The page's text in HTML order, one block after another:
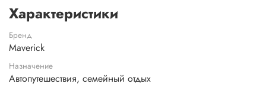
Характеристики
Бренд
Maverick
Назначение
Автопутешествия, семейный отдых